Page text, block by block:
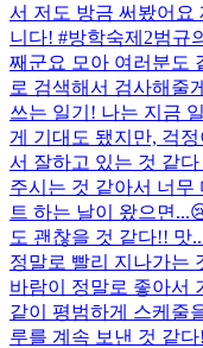
서 저도 방금 써봤어요
니다! #방학숙제2범규
째군요 모아 여러분도
로 검색해서 검사해줄
쓰는 일기! 나는 지금
게 기대도 됐지만, 걱
서 잘하고 있는 것 같
주시는 것 같아서 너무
트 하는 날이 왔으면
도 괜찮을 것 같다!! 맛
정말로 빨리 지나가는
바람이 정말로 좋아서
같이 평범하게 스케줄
루를 계속 보낸 것 같